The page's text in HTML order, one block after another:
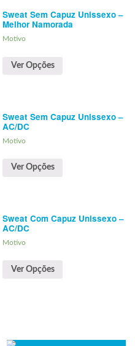
Sweat Sem Capuz Unissexo –
Melhor Namorada
Motivo
Ver Opções
Sweat Sem Capuz Unissexo –
AC/DC
Motivo
Ver Opções
Sweat Com Capuz Unissexo –
AC/DC
Motivo
Ver Opções